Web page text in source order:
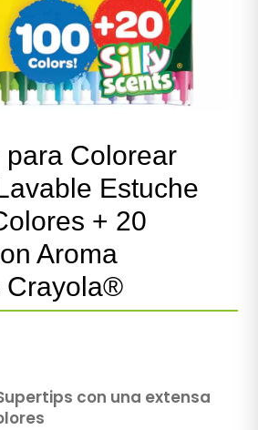
para Colorear
Estuche
+ 20
Aroma
Crayola®
con una extensa